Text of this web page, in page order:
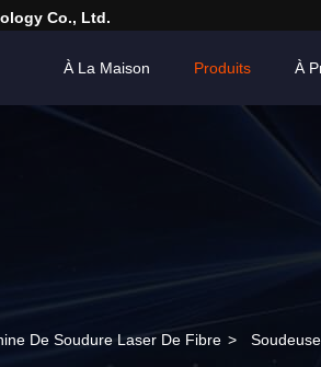
Co., Ltd.
À La Maison Produits À
De Soudure Laser De Fibre >